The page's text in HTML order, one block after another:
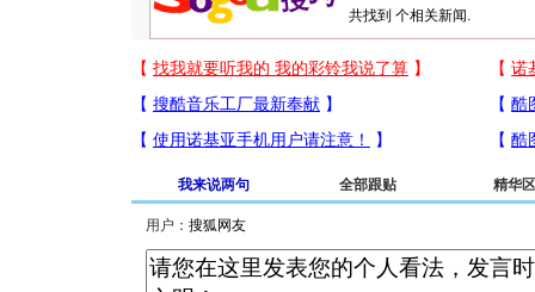
共找到 个相关新闻.
我来说两句 全部跟贴 精华区
用户：